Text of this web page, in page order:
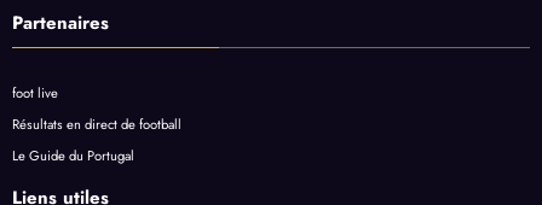
Partenaires
foot live
Résultats en direct de football
Le Guide du Portugal
Liens utiles